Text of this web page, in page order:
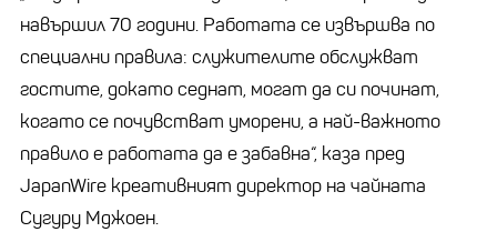
навършил 70 години. Работата се извършва по
специални правила: служителите обслужват
гостите, докато седнат, могат да си починат,
когато се почувстват уморени, а най-важното
правило е работата да е забавна“, каза пред
JapanWire креативният директор на чайната
Сугуру Мджоен.